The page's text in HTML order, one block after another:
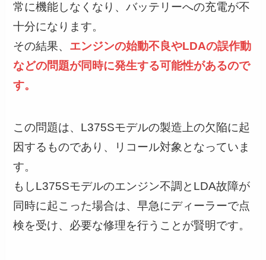
常に機能しなくなり、バッテリーへの充電が不
十分になります。
その結果、 エンジンの始動不良やLDAの誤作動
などの問題が同時に発生する可能性があるので
す。
この問題は、L375Sモデルの製造上の欠陥に起
因するものであり、リコール対象となっていま
す。
もしL375Sモデルのエンジン不調とLDA故障が
同時に起こった場合は、早急にディーラーで点
検を受け、必要な修理を行うことが賢明です。